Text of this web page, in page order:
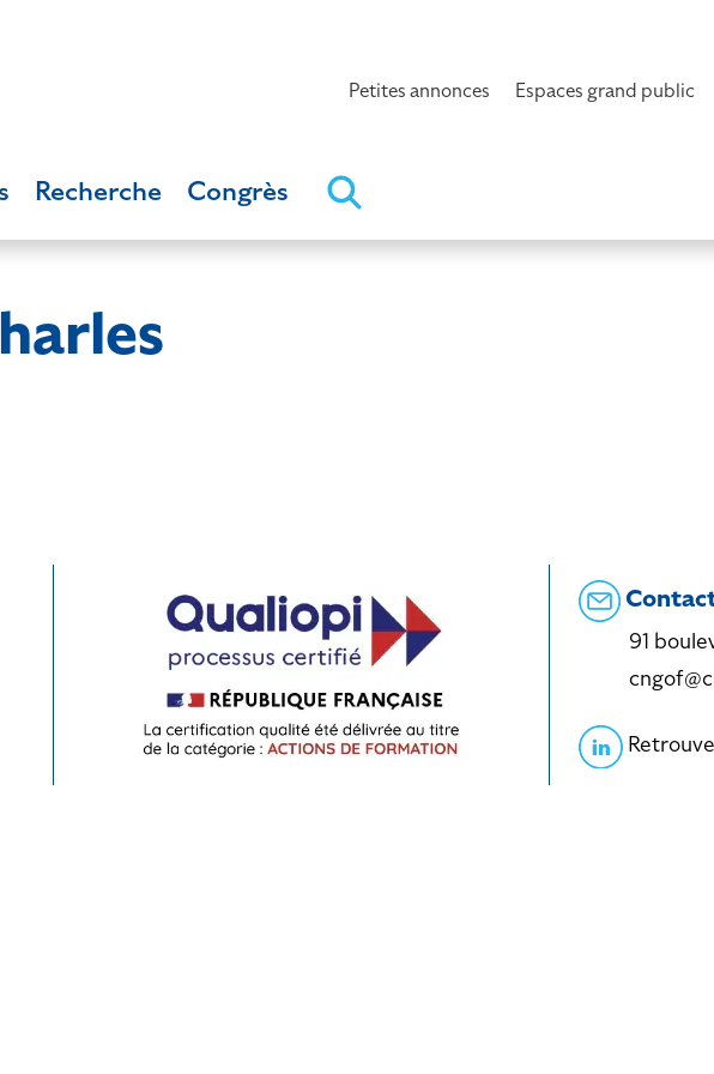
Petites annonces Espaces grand public
Recherche Congrès
91